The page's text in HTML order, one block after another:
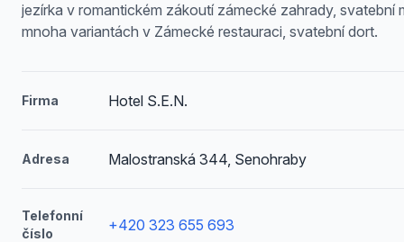
jezírka v romantickém zákoutí zámecké zahrady, svatební
mnoha variantách v Zámecké restauraci, svatební dort.
Firma Hotel S.E.N.
Adresa Malostranská 344, Senohraby
Telefonní
číslo
+420 323 655 693